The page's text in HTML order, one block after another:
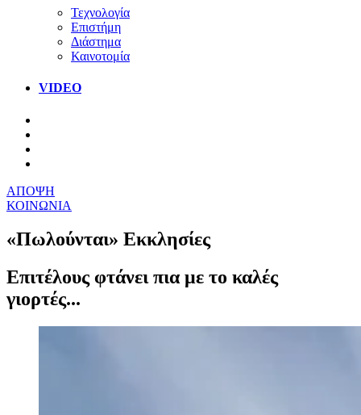
Τεχνολογία
Επιστήμη
Διάστημα
Καινοτομία
VIDEO
ΑΠΟΨΗ
ΚΟΙΝΩΝΙΑ
«Πωλούνται» Εκκλησίες
Επιτέλους φτάνει πια με το καλές
γιορτές...